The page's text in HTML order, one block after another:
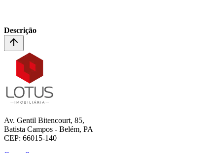
Descrição
Av. Gentil Bitencourt, 85,
Batista Campos - Belém, PA
CEP: 66015-140